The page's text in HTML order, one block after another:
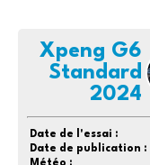
Xpeng G6
Standard
2024
Date de l'essai :
Date de publication :